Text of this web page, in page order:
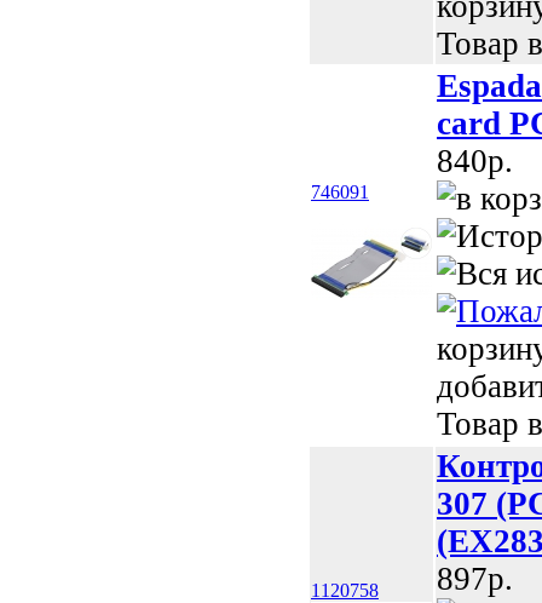
Товар
746091
card
840p.
Товар
1120758
307
897p.